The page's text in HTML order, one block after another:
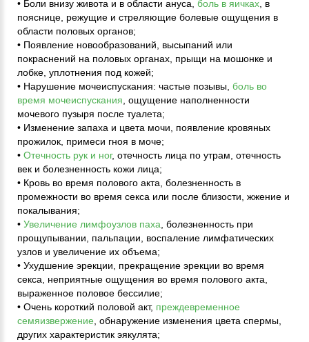
• Боли внизу живота и в области ануса, боль в яичках , в
пояснице, режущие и стреляющие болевые ощущения в
области половых органов;
• Появление новообразований, высыпаний или
покраснений на половых органах, прыщи на мошонке и
лобке, уплотнения под кожей;
• Нарушение мочеиспускания: частые позывы, боль во
время мочеиспускания , ощущение наполненности
мочевого пузыря после туалета;
• Изменение запаха и цвета мочи, появление кровяных
прожилок, примеси гноя в моче;
• Отечность рук и ног, отечность лица по утрам, отечность
век и болезненность кожи лица;
• Кровь во время полового акта, болезненность в
промежности во время секса или после близости, жжение и
покалывания;
• Увеличение лимфоузлов паха , болезненность при
прощупывании, пальпации, воспаление лимфатических
узлов и увеличение их объема;
• Ухудшение эрекции, прекращение эрекции во время
секса, неприятные ощущения во время полового акта,
выраженное половое бессилие;
• Очень короткий половой акт, преждевременное
семяизвержение , обнаружение изменения цвета спермы,
других характеристик эякулята;